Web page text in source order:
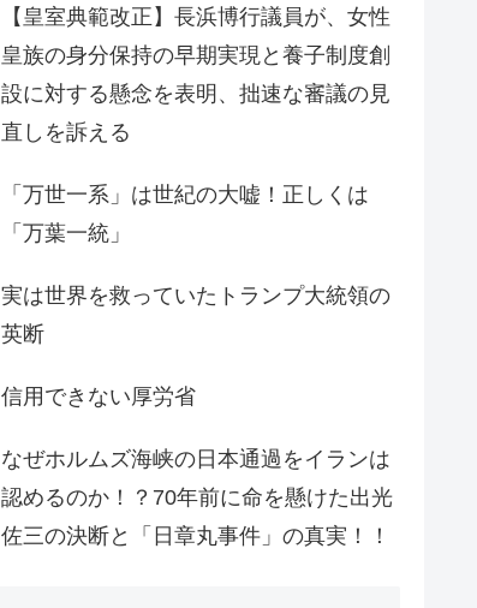
【皇室典範改正】長浜博行議員が、女性
皇族の身分保持の早期実現と養子制度創
設に対する懸念を表明、拙速な審議の見
直しを訴える
「万世一系」は世紀の大嘘！正しくは
「万葉一統」
実は世界を救っていたトランプ大統領の
英断
信用できない厚労省
なぜホルムズ海峡の日本通過をイランは
認めるのか！？70年前に命を懸けた出光
佐三の決断と「日章丸事件」の真実！！